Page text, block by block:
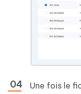
Une fois le